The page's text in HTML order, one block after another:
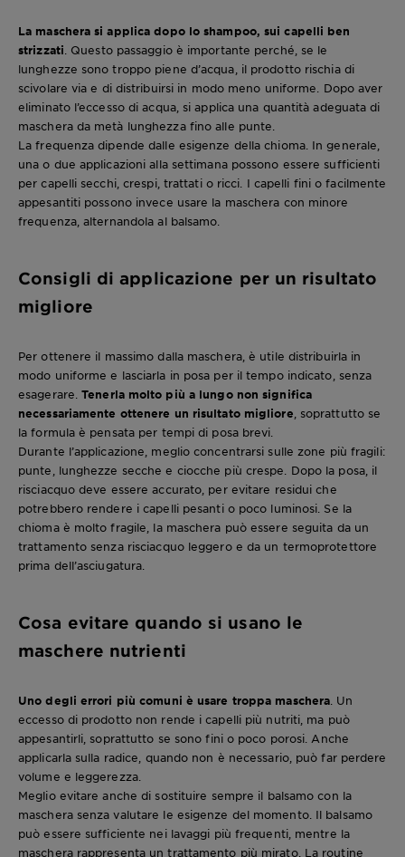
La maschera si applica dopo lo shampoo, sui capelli ben
strizzati . Questo passaggio è importante perché, se le
lunghezze sono troppo piene d’acqua, il prodotto rischia di
scivolare via e di distribuirsi in modo meno uniforme. Dopo aver
eliminato l’eccesso di acqua, si applica una quantità adeguata di
maschera da metà lunghezza fino alle punte.
La frequenza dipende dalle esigenze della chioma. In generale,
una o due applicazioni alla settimana possono essere sufficienti
per capelli secchi, crespi, trattati o ricci. I capelli fini o facilmente
appesantiti possono invece usare la maschera con minore
frequenza, alternandola al balsamo.
Consigli di applicazione per un risultato
migliore
Per ottenere il massimo dalla maschera, è utile distribuirla in
modo uniforme e lasciarla in posa per il tempo indicato, senza
esagerare. Tenerla molto più a lungo non significa
necessariamente ottenere un risultato migliore , soprattutto se
la formula è pensata per tempi di posa brevi.
Durante l’applicazione, meglio concentrarsi sulle zone più fragili:
punte, lunghezze secche e ciocche più crespe. Dopo la posa, il
risciacquo deve essere accurato, per evitare residui che
potrebbero rendere i capelli pesanti o poco luminosi. Se la
chioma è molto fragile, la maschera può essere seguita da un
trattamento senza risciacquo leggero e da un termoprotettore
prima dell’asciugatura.
Cosa evitare quando si usano le
maschere nutrienti
Uno degli errori più comuni è usare troppa maschera . Un
eccesso di prodotto non rende i capelli più nutriti, ma può
appesantirli, soprattutto se sono fini o poco porosi. Anche
applicarla sulla radice, quando non è necessario, può far perdere
volume e leggerezza.
Meglio evitare anche di sostituire sempre il balsamo con la
maschera senza valutare le esigenze del momento. Il balsamo
può essere sufficiente nei lavaggi più frequenti, mentre la
maschera rappresenta un trattamento più mirato. La routine